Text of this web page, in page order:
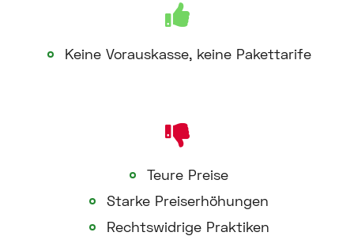
Keine Vorauskasse, keine Pakettarife
Teure Preise
Starke Preiserhöhungen
Rechtswidrige Praktiken